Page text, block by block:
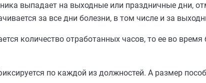
выпадает на выходные или праздничные дни,
за все дни болезни, в том числе и за
количество отработанных часов, то ее во
по каждой из должностей. А размер